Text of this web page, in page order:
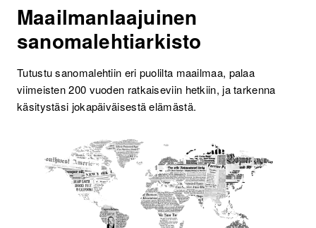
Maailmanlaajuinen
sanomalehtiarkisto
Tutustu sanomalehtiin eri puolilta maailmaa, palaa
viimeisten 200 vuoden ratkaiseviin hetkiin, ja tarkenna
käsitystäsi jokapäiväisestä elämästä.